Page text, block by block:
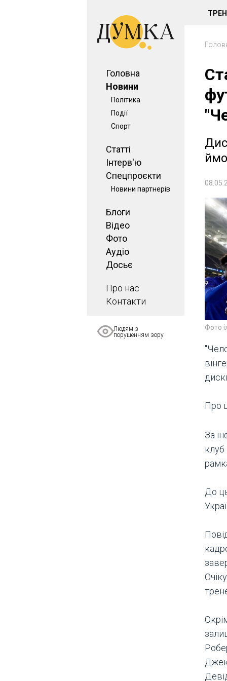
Головна
Новини
Політика
Події
Спорт
Статті
Інтерв'ю
Спецпроєкти
Новини партнерів
Блоги
Відео
Фото
Аудіо
Досьє
Про нас
Контакти
Людям з
порушенням зору
Фото
Про
За
клуб
До